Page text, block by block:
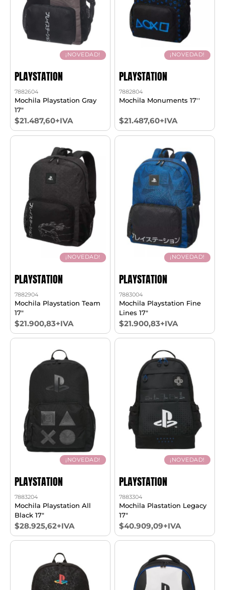
¡NOVEDAD!
PLAYSTATION
7882604
Mochila Playstation Gray
17"
$21.487,60+IVA
¡NOVEDAD!
PLAYSTATION
7882804
Mochila Monuments 17''
$21.487,60+IVA
¡NOVEDAD!
PLAYSTATION
7882904
Mochila Playstation Team
17"
$21.900,83+IVA
¡NOVEDAD!
PLAYSTATION
7883004
Mochila Playstation Fine
Lines 17"
$21.900,83+IVA
¡NOVEDAD!
PLAYSTATION
7883204
Mochila Playstation All
Black 17"
$28.925,62+IVA
¡NOVEDAD!
PLAYSTATION
7883304
Mochila Plastation Legacy
17"
$40.909,09+IVA